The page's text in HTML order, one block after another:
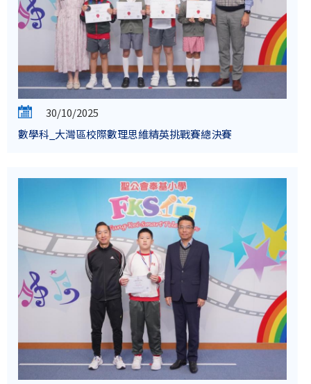
30/10/2025
數學科_大灣區校際數理思維精英挑戰賽總決賽